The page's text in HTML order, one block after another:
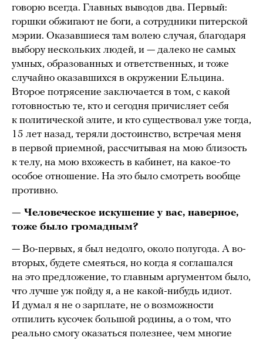
говорю всегда. Главных выводов два. Первый:
горшки обжигают не боги, а сотрудники питерской
мэрии. Оказавшиеся там волею случая, благодаря
выбору нескольких людей, и — далеко не самых
умных, образованных и ответственных, и тоже
случайно оказавшихся в окружении Ельцина.
Второе потрясение заключается в том, с какой
готовностью те, кто и сегодня причисляет себя
к политической элите, и кто существовал уже тогда,
15 лет назад, теряли достоинство, встречая меня
в первой приемной, рассчитывая на мою близость
к телу, на мою вхожесть в кабинет, на какое-то
особое отношение. На это было смотреть вообще
противно.
— Человеческое искушение у вас, наверное,
тоже было громадным?
— Во-первых, я был недолго, около полугода. А во-
вторых, будете смеяться, но когда я соглашался
на это предложение, то главным аргументом было,
что лучше уж пойду я, а не какой-нибудь идиот.
И думал я не о зарплате, не о возможности
отпилить кусочек большой родины, а о том, что
реально смогу оказаться полезнее, чем многие